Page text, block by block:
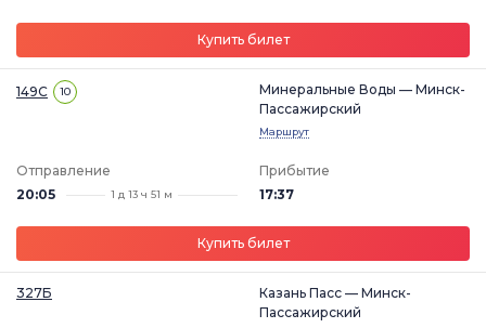
Купить билет
149С 10
Минеральные Воды — Минск-
Пассажирский
Маршрут
Отправление
20:05
1 д 13 ч 51 м
Прибытие
17:37
Купить билет
327Б
Казань Пасс — Минск-
Пассажирский